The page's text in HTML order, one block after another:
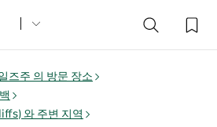
즈주 의 방문 장소
와 주변 지역